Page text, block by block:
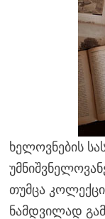
ხელოვნების
თუმცა
ნამდვილად